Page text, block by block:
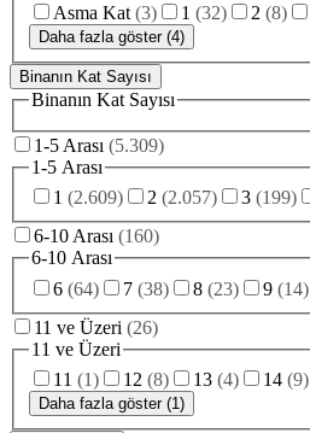
Asma Kat (3) 1 (32) 2 (8)
Daha fazla göster (4)
Binanın Kat Sayısı
Binanın Kat Sayısı
1-5 Arası (5.309)
1-5 Arası
1 (2.609) 2 (2.057) 3 (199)
6-10 Arası (160)
6-10 Arası
6 (64) 7 (38) 8 (23) 9 (14)
11 ve Üzeri (26)
11 ve Üzeri
11 (1) 12 (8) 13 (4) 14 (9)
Daha fazla göster (1)